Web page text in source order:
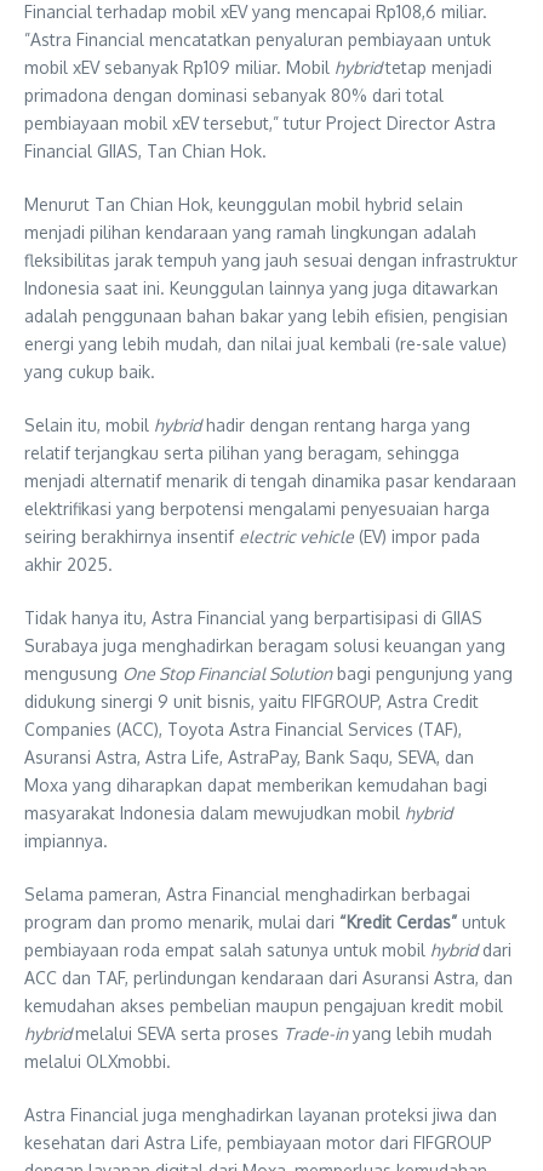
Financial terhadap mobil xEV yang mencapai Rp108,6 miliar.
”Astra Financial mencatatkan penyaluran pembiayaan untuk
mobil xEV sebanyak Rp109 miliar. Mobil hybridtetap menjadi
primadona dengan dominasi sebanyak 80% dari total
pembiayaan mobil xEV tersebut,” tutur Project Director Astra
Financial GIIAS, Tan Chian Hok.
Menurut Tan Chian Hok, keunggulan mobil hybrid selain
menjadi pilihan kendaraan yang ramah lingkungan adalah
fleksibilitas jarak tempuh yang jauh sesuai dengan infrastruktur
Indonesia saat ini. Keunggulan lainnya yang juga ditawarkan
adalah penggunaan bahan bakar yang lebih efisien, pengisian
energi yang lebih mudah, dan nilai jual kembali (re-sale value)
yang cukup baik.
Selain itu, mobil hybridhadir dengan rentang harga yang
relatif terjangkau serta pilihan yang beragam, sehingga
menjadi alternatif menarik di tengah dinamika pasar kendaraan
elektrifikasi yang berpotensi mengalami penyesuaian harga
seiring berakhirnya insentif electric vehicle (EV) impor pada
akhir 2025.
Tidak hanya itu, Astra Financial yang berpartisipasi di GIIAS
Surabaya juga menghadirkan beragam solusi keuangan yang
mengusung One Stop Financial Solutionbagi pengunjung yang
didukung sinergi 9 unit bisnis, yaitu FIFGROUP, Astra Credit
Companies (ACC), Toyota Astra Financial Services (TAF),
Asuransi Astra, Astra Life, AstraPay, Bank Saqu, SEVA, dan
Moxa yang diharapkan dapat memberikan kemudahan bagi
masyarakat Indonesia dalam mewujudkan mobil hybrid
impiannya.
Selama pameran, Astra Financial menghadirkan berbagai
program dan promo menarik, mulai dari “Kredit Cerdas” untuk
pembiayaan roda empat salah satunya untuk mobil hybriddari
ACC dan TAF, perlindungan kendaraan dari Asuransi Astra, dan
kemudahan akses pembelian maupun pengajuan kredit mobil
hybridmelalui SEVA serta proses Trade-inyang lebih mudah
melalui OLXmobbi.
Astra Financial juga menghadirkan layanan proteksi jiwa dan
kesehatan dari Astra Life, pembiayaan motor dari FIFGROUP